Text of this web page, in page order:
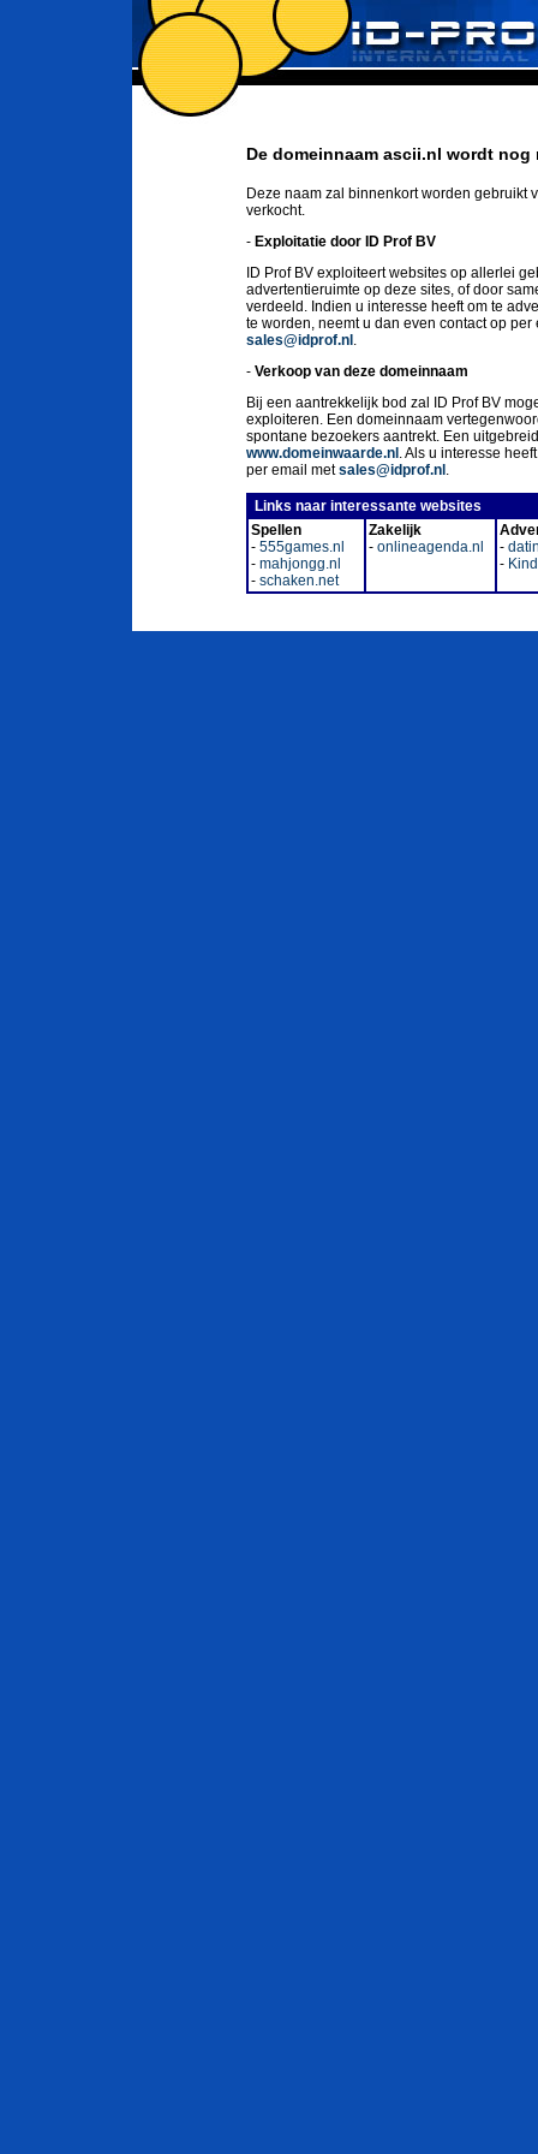
De domeinnaam ascii.nl wordt
Deze naam zal binnenkort worden gebruikt
verkocht.
- Exploitatie door ID Prof BV
ID Prof BV exploiteert websites op allerlei
advertentieruimte op deze sites, of door
verdeeld. Indien u interesse heeft om te
te worden, neemt u dan even contact op
sales@idprof.nl .
- Verkoop van deze domeinnaam
Bij een aantrekkelijk bod zal ID Prof BV
exploiteren. Een domeinnaam
spontane bezoekers aantrekt. Een
www.domeinwaarde.nl . Als u interesse
per email metsales@idprof.nl .
Links naar interessante websites
Spellen
- 555games.nl
- mahjongg.nl
- schaken.net
Zakelijk
- onlineagenda.nl
-
-